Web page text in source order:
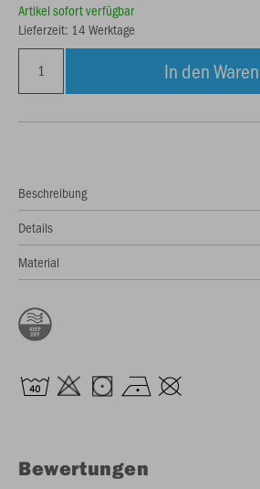
Artikel sofort verfügbar
Lieferzeit: 14 Werktage
In den
Beschreibung
Details
Material
Bewertungen